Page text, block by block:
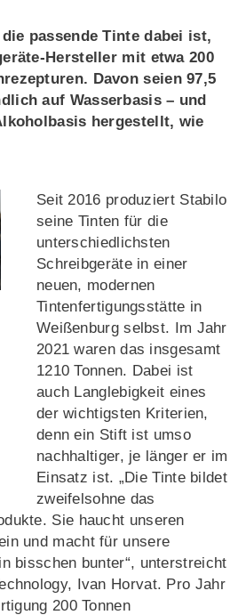
passende Tinte dabei ist,
Hersteller mit etwa 200
Davon seien 97,5
auf Wasserbasis – und
hergestellt, wie
Seit 2016 produziert Stabilo
seine Tinten für die
unterschiedlichsten
Schreibgeräte in einer
neuen, modernen
Tintenfertigungsstätte in
Weißenburg selbst. Im Jahr
2021 waren das insgesamt
1210 Tonnen. Dabei ist
auch Langlebigkeit eines
der wichtigsten Kriterien,
denn ein Stift ist umso
nachhaltiger, je länger er im
Einsatz ist. „Die Tinte bildet
zweifelsohne das
Sie haucht unseren
und macht für unsere
bisschen bunter“, unterstreicht
Ivan Horvat. Pro Jahr
200 Tonnen